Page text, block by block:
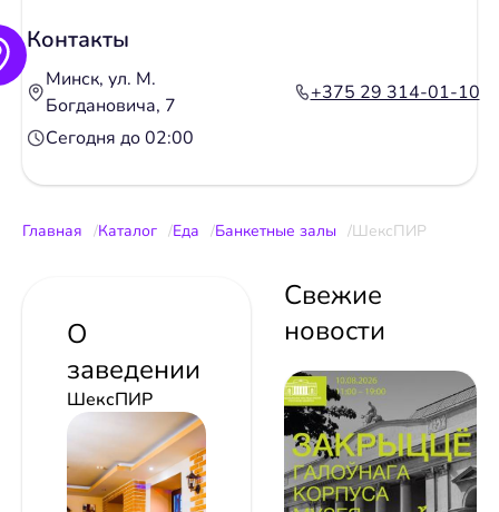
Контакты
Минск, ул. М.
Богдановича, 7
+375 29 314-01-10
Сегодня до 02:00
Главная Каталог Еда Банкетные залы ШексПИР
О
заведении
ШексПИР
Свежие
новости